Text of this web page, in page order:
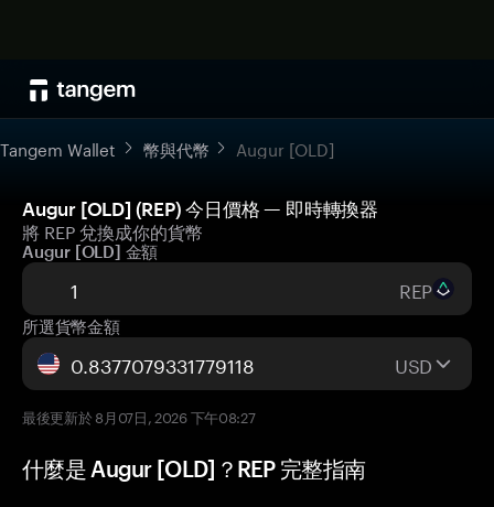
Tangem Wallet 幣與代幣 Augur [OLD]
Augur [OLD] (REP) 今日價格 — 即時轉換器
將 REP 兌換成你的貨幣
Augur [OLD] 金額
REP
所選貨幣金額
USD
最後更新於 8月07日, 2026 下午08:27
什麼是 Augur [OLD]？REP 完整指南